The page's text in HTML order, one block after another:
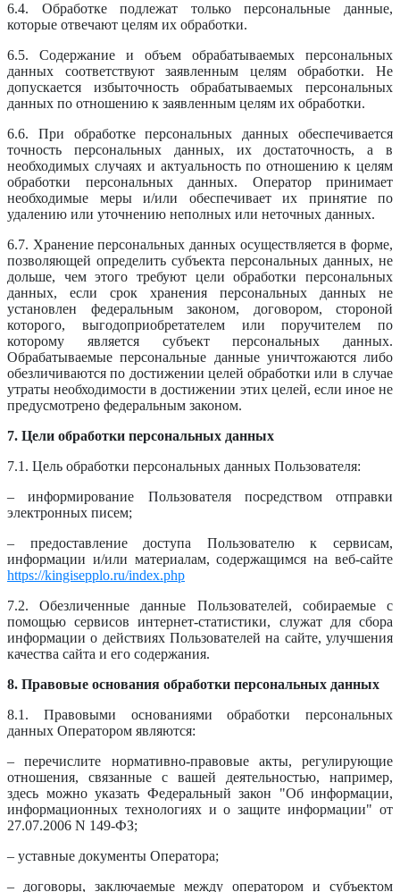
6.4. Обработке подлежат только персональные данные,
которые отвечают целям их обработки.
6.5. Содержание и объем обрабатываемых персональных
данных соответствуют заявленным целям обработки. Не
допускается избыточность обрабатываемых персональных
данных по отношению к заявленным целям их обработки.
6.6. При обработке персональных данных обеспечивается
точность персональных данных, их достаточность, а в
необходимых случаях и актуальность по отношению к целям
обработки персональных данных. Оператор принимает
необходимые меры и/или обеспечивает их принятие по
удалению или уточнению неполных или неточных данных.
6.7. Хранение персональных данных осуществляется в форме,
позволяющей определить субъекта персональных данных, не
дольше, чем этого требуют цели обработки персональных
данных, если срок хранения персональных данных не
установлен федеральным законом, договором, стороной
которого, выгодоприобретателем или поручителем по
которому является субъект персональных данных.
Обрабатываемые персональные данные уничтожаются либо
обезличиваются по достижении целей обработки или в случае
утраты необходимости в достижении этих целей, если иное не
предусмотрено федеральным законом.
7. Цели обработки персональных данных
7.1. Цель обработки персональных данных Пользователя:
– информирование Пользователя посредством отправки
электронных писем;
– предоставление доступа Пользователю к сервисам,
информации и/или материалам, содержащимся на веб-сайте
https://kingisepplo.ru/index.php
7.2. Обезличенные данные Пользователей, собираемые с
помощью сервисов интернет-статистики, служат для сбора
информации о действиях Пользователей на сайте, улучшения
качества сайта и его содержания.
8. Правовые основания обработки персональных данных
8.1. Правовыми основаниями обработки персональных
данных Оператором являются:
– перечислите нормативно-правовые акты, регулирующие
отношения, связанные с вашей деятельностью, например,
здесь можно указать Федеральный закон "Об информации,
информационных технологиях и о защите информации" от
27.07.2006 N 149-ФЗ;
– уставные документы Оператора;
– договоры, заключаемые между оператором и субъектом